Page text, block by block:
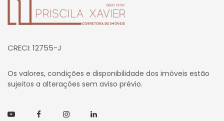
CRECI: 12755-J
Os valores, condições e disponibilidade dos imóveis estão
sujeitos a alterações sem aviso prévio.
YoutubeFacebookInstagramLinkedin